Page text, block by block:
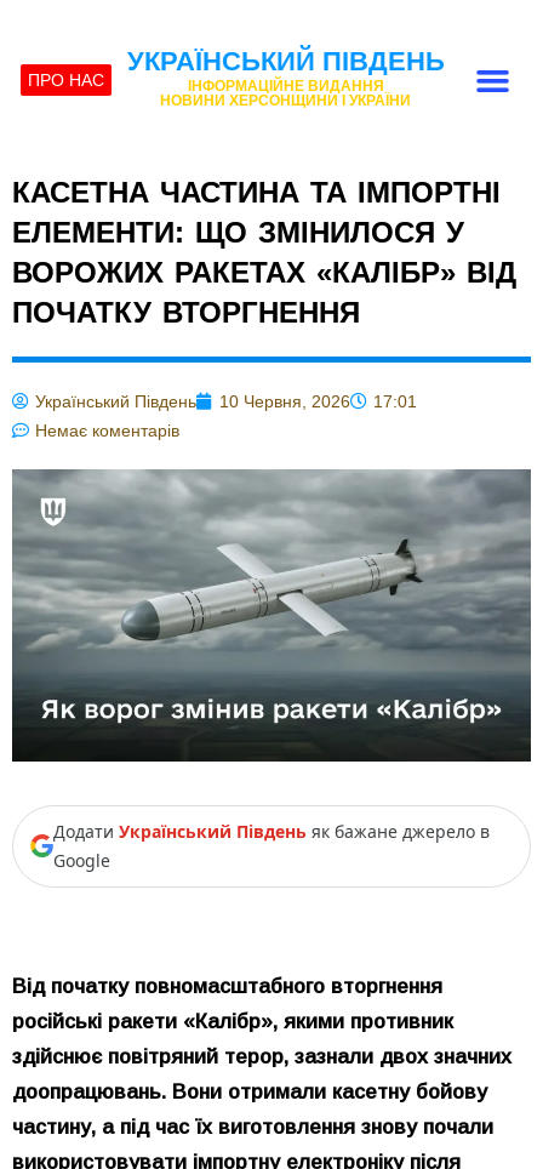
ПРО НАС
УКРАЇНСЬКИЙ ПІВДЕНЬ
ІНФОРМАЦІЙНЕ ВИДАННЯ
НОВИНИ ХЕРСОНЩИНИ І УКРАЇНИ
КАСЕТНА ЧАСТИНА ТА ІМПОРТНІ
ЕЛЕМЕНТИ: ЩО ЗМІНИЛОСЯ У
ВОРОЖИХ РАКЕТАХ «КАЛІБР» ВІД
ПОЧАТКУ ВТОРГНЕННЯ
Український Південь 10 Червня, 2026
17:01
Немає коментарів
Додати Український Південь як бажане джерело в
Google
Від початку повномасштабного вторгнення
російські ракети «Калібр», якими противник
здійснює повітряний терор, зазнали двох значних
доопрацювань. Вони отримали касетну бойову
частину, а під час їх виготовлення знову почали
використовувати імпортну електроніку після